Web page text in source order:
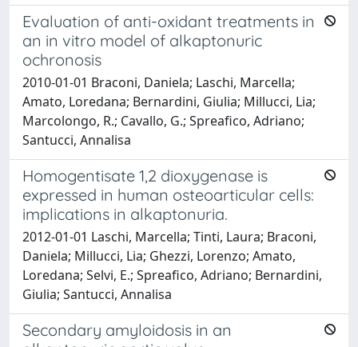
Evaluation of anti-oxidant treatments in
an in vitro model of alkaptonuric
ochronosis
2010-01-01 Braconi, Daniela; Laschi, Marcella;
Amato, Loredana; Bernardini, Giulia; Millucci, Lia;
Marcolongo, R.; Cavallo, G.; Spreafico, Adriano;
Santucci, Annalisa
Homogentisate 1,2 dioxygenase is
expressed in human osteoarticular cells:
implications in alkaptonuria.
2012-01-01 Laschi, Marcella; Tinti, Laura; Braconi,
Daniela; Millucci, Lia; Ghezzi, Lorenzo; Amato,
Loredana; Selvi, E.; Spreafico, Adriano; Bernardini,
Giulia; Santucci, Annalisa
Secondary amyloidosis in an